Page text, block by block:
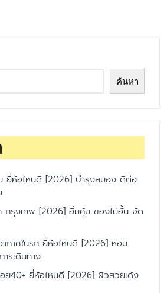
ค้นหา
ยี่ห้อไหนดี [2026] บำรุงสมอง ดีต่อ
กรุงเทพ [2026] อิ่มคุ้ม ของไม่อั้น จัด
กาศในรถ ยี่ห้อไหนดี [2026] หอม
รเดินทาง
ย40+ ยี่ห้อไหนดี [2026] ผิวสวยเด้ง